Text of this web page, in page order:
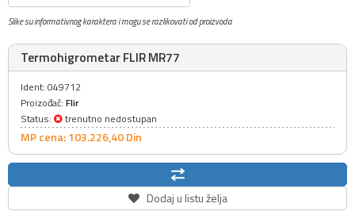
Slike su informativnog karaktera i mogu se razlikovati od proizvoda
Termohigrometar FLIR MR77
Ident: 049712
Proizođač: Flir
Status:
trenutno nedostupan
MP cena: 103.226,40Din
Dodaj u listu želja